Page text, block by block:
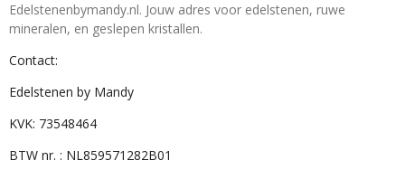
Edelstenenbymandy.nl. Jouw adres voor edelstenen, ruwe
mineralen, en geslepen kristallen.
Contact:
Edelstenen by Mandy
KVK: 73548464
BTW nr. : NL859571282B01